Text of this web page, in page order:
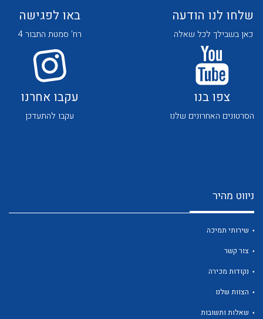
לכל מוצרי היצרן לכל מוצרי היצרן
שלחו לנו הודעה
כאן בשבילך לכל שאלה
באו לפגישה
רח' סמטת התבור 4
צפו בנו
הסרטונים האחרונים שלנו
עקבו אחרנו
עקבו להתעדכן
ניווט מהיר
שירותי תמיכה
צור קשר
נקודות מכירה
הצוות שלנו
שאלות ותשובות